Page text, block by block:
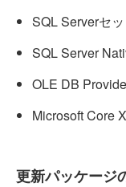
SQL Serverセ
SQL Server
OLE DB
Microsoft Core
更新パッケージ